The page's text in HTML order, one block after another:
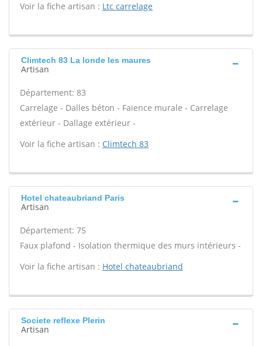
Voir la fiche artisan : Ltc carrelage
Climtech 83 La londe les maures
Artisan
Département: 83
Carrelage - Dalles béton - Faïence murale - Carrelage
extérieur - Dallage extérieur -
Voir la fiche artisan : Climtech 83
Hotel chateaubriand Paris
Artisan
Département: 75
Faux plafond - Isolation thermique des murs intérieurs -
Voir la fiche artisan : Hotel chateaubriand
Societe reflexe Plerin
Artisan